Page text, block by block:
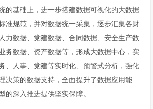
的基础上，进一步搭建数据可视化的大数据
准规范，并对数据统一采集，逐步汇集各财
力数据、党建数据、合同数据、安全生产数
务数据、资产数据等，形成大数据中心，实
、人事、党建等实时化、预警式分析，强化
决策的数据支持，全面提升了数据应用能
的深入推进提供坚实保障。